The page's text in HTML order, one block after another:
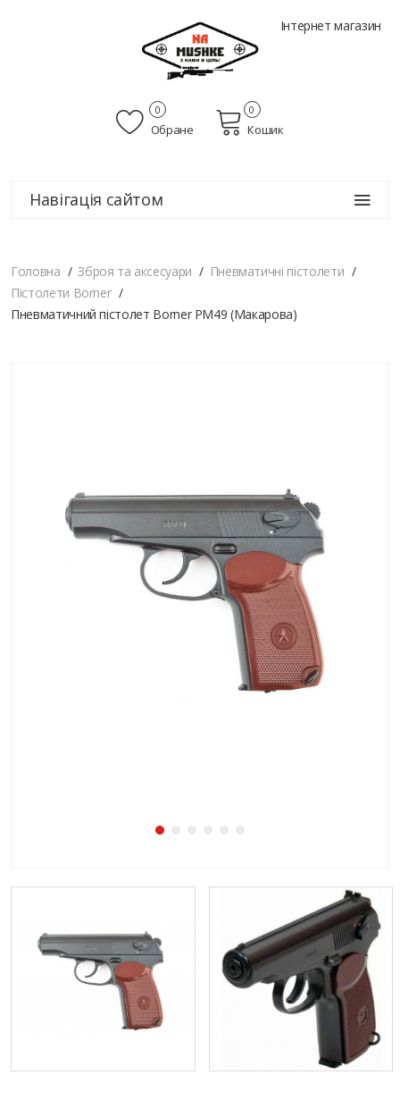
Інтернет магазин
Обране
0
Кошик
0
Навігація сайтом
Головна Зброя та аксесуари
Пневматичні пістолети
Пістолети Borner
Пневматичний пістолет Borner PM49 (Макарова)